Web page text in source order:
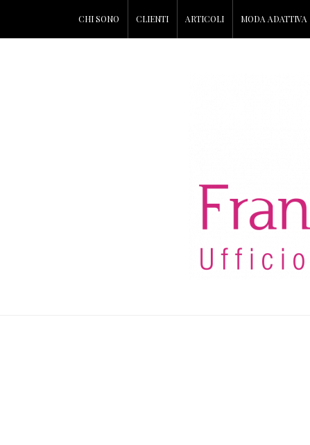
CHI SONO CLIENTI ARTICOLI MODA ADATTIVA